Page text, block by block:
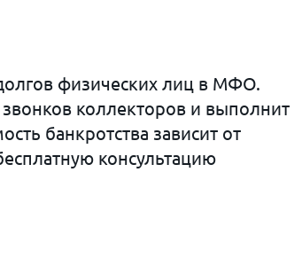
физических лиц в МФО.
коллекторов и выполнит
банкротства зависит от
консультацию